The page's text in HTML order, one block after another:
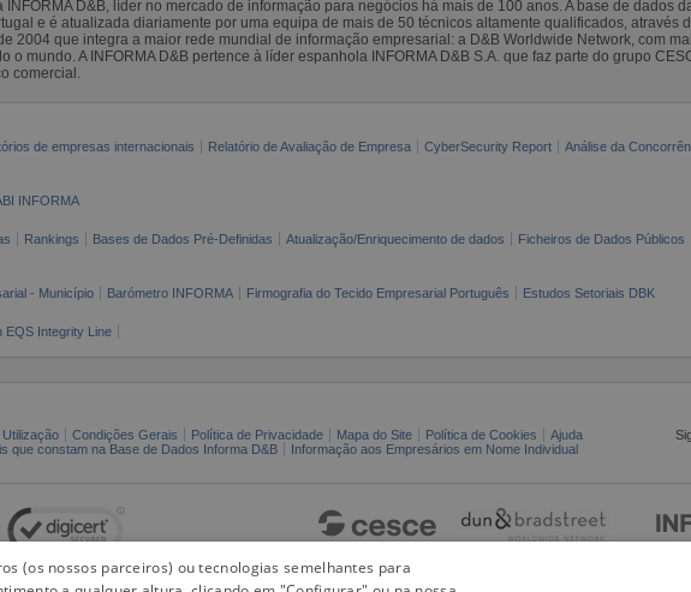
D&B, líder no mercado de informação para negócios há mais de 100 anos. A base de dados
e é atualizada diariamente por uma equipa de mais de 50 técnicos altamente qualificados, através
2004 que integra a maior rede mundial de informação empresarial: a D&B Worldwide Network, com
o mundo. A INFORMA D&B pertence à líder espanhola INFORMA D&B S.A. que faz parte do grupo
comercial.
de empresas internacionais Relatório de Avaliação de Empresa CyberSecurity Report
Análise da
INFORMA
Rankings Bases de Dados Pré-Definidas Atualização/Enriquecimento de dados
Ficheiros de Dados Públicos
- Município Barómetro INFORMA Firmografia do Tecido Empresarial Português Estudos Setoriais DBK
EQS Integrity Line
Condições Gerais Política de Privacidade Mapa do Site Política de Cookies Ajuda
que constam na Base de Dados Informa D&B
Informação aos Empresários em Nome Individual
(os nossos parceiros) ou tecnologias semelhantes para